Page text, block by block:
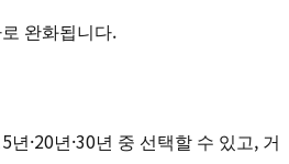
완화됩니다.
·20년·30년 중 선택할 수 있고, 거